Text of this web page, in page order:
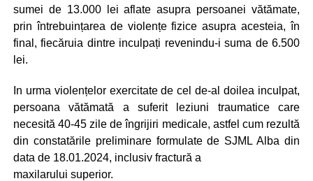
sumei de 13.000 lei aflate asupra persoanei vătămate,
prin întrebuințarea de violențe fizice asupra acesteia, în
final, fiecăruia dintre inculpați revenindu-i suma de 6.500
lei.
In urma violențelor exercitate de cel de-al doilea inculpat,
persoana vătămată a suferit leziuni traumatice care
necesită 40-45 zile de îngrijiri medicale, astfel cum rezultă
din constatările preliminare formulate de SJML Alba din
data de 18.01.2024, inclusiv fractură a
maxilarului superior.